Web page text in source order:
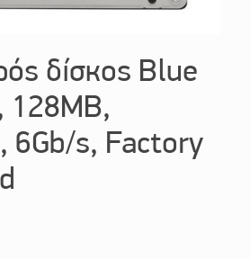
δίσκος Blue
128MB,
6Gb/s, Factory